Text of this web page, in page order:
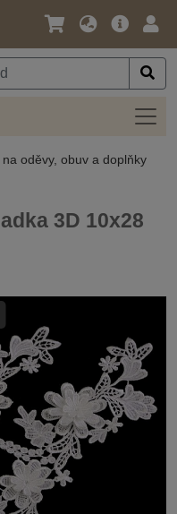
Jazyk
Měna
Hlavní
oděvy, obuv a doplňky
3D 10x28